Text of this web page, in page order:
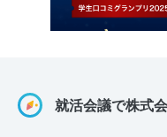
就活会議で株式